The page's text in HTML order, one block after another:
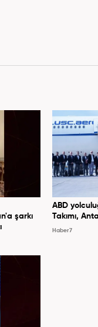
şarkı
ABD
Takımı,
Haber7